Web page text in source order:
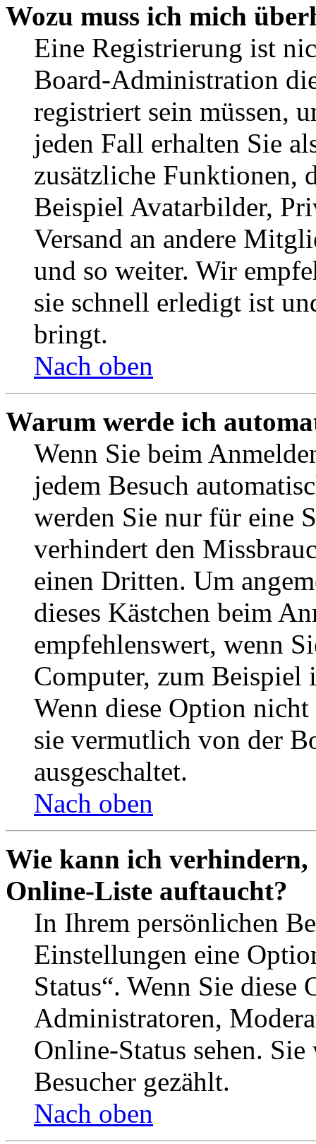
Wozu muss ich mich
Eine Registrierung ist
Board-Administration
registriert sein müssen,
jeden Fall erhalten Sie
zusätzliche Funktionen,
Beispiel Avatarbilder,
Versand an andere
und so weiter. Wir
sie schnell erledigt ist
bringt.
Nach oben
Warum werde ich
Wenn Sie beim
jedem Besuch
werden Sie nur für eine
verhindert den
einen Dritten. Um
dieses Kästchen beim
empfehlenswert, wenn
Computer, zum Beispiel
Wenn diese Option
sie vermutlich von der
ausgeschaltet.
Nach oben
Wie kann ich verhindern,
Online-Liste auftaucht?
In Ihrem persönlichen
Einstellungen eine
Status“. Wenn Sie
Administratoren,
Online-Status sehen.
Besucher gezählt.
Nach oben